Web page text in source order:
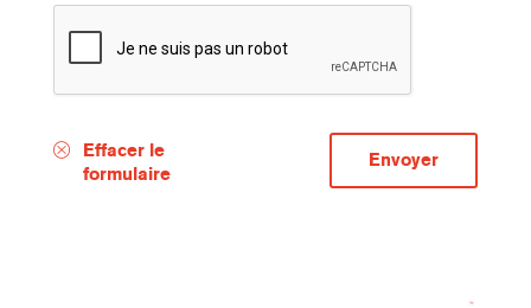
Effacer le
formulaire